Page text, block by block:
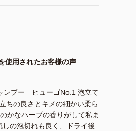
使用されたお客様の声
ンプー ヒューゴNo.1 泡立て
ちの良さとキメの細かい柔ら
かなハーブの香りがして私ま
しの泡切れも良く、ドライ後